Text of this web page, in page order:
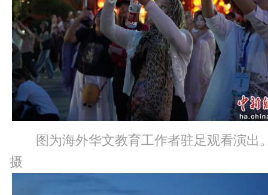
图为海外华文教育工作者驻足观看演出
摄